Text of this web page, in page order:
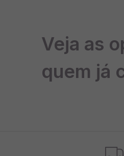
Regula o ciclo menstrual e
com SOP
Auxilia no controle da
glicemia
Veja as
quem já